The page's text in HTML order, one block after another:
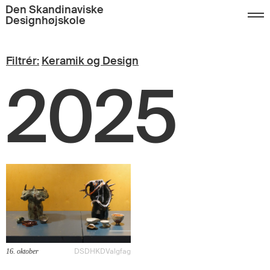
Den Skandinaviske
Designhøjskole
Filtrér: Keramik og Design
2025
16. oktober DSDHKDValgfag